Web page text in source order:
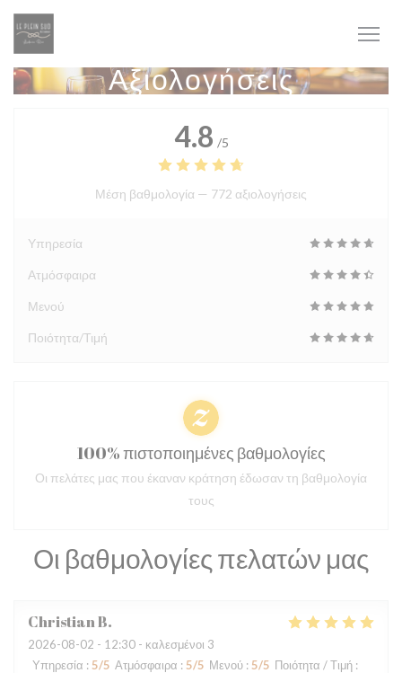
Πίνακας διαχείρισης "Μπισκότων" (Cookies)
Αξιολογήσεις
Οι βαθμολογίες πελατών μας
ChristianB
2026-08-02 - 12:30 - καλεσμένοι 3
Υπηρεσία : 5/5 Ατμόσφαιρα : 5/5 Μενού : 5/5 Ποιότητα / Τιμή :
4.8 /5
Μέση βαθμολογία — 772 αξιολογήσεις
Υπηρεσία
Ατμόσφαιρα
Μενού
Ποιότητα/Τιμή
100% πιστοποιημένες βαθμολογίες
Οι πελάτες μας που έκαναν κράτηση έδωσαν τη βαθμολογία
τους